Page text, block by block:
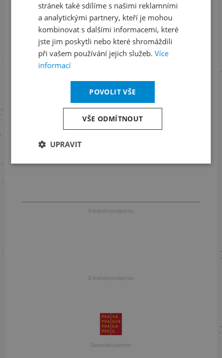
Sledujte nás na sociálních sítích
LinkedInflickr
+420 461 049 232
S finanční podporou
S finanční podporou
Generální partner
stránek také sdílíme s našimi reklamními
a analytickými partnery, kteří je mohou
kombinovat s dalšími informacemi, které
jste jim poskytli nebo které shromáždili
při vašem používání jejich služeb. Více
informací
POVOLIT VŠE
VŠE ODMÍTNOUT
UPRAVIT